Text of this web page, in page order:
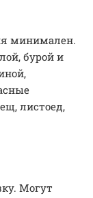
минимален.
бурой и
листоед,
Могут